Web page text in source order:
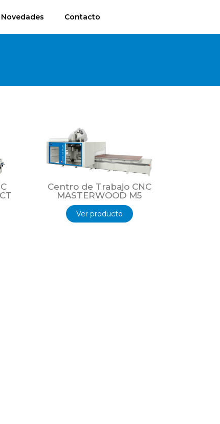
Novedades Contacto
Centro de Trabajo CNC
MASTERWOOD M5
Ver producto